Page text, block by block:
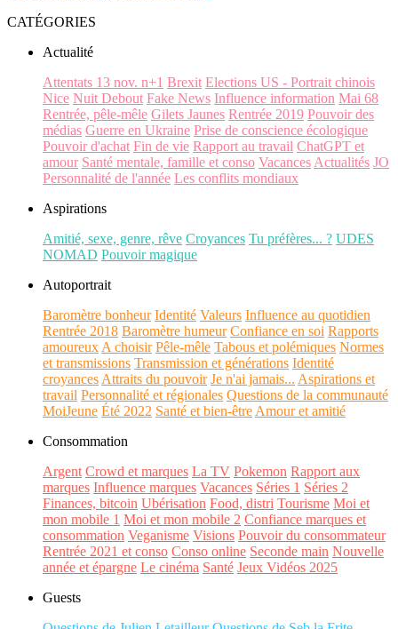
CATÉGORIES
Actualité
Attentats 13 nov. n+1 Brexit Elections US - Portrait chinois
Nice Nuit Debout Fake News Influence information Mai 68
Rentrée, pêle-mêle Gilets Jaunes Rentrée 2019 Pouvoir des
médias Guerre en Ukraine Prise de conscience écologique
Pouvoir d'achat Fin de vie Rapport au travail ChatGPT et
amour Santé mentale, famille et conso Vacances Actualités JO
Personnalité de l'année Les conflits mondiaux
Aspirations
Amitié, sexe, genre, rêve Croyances Tu préfères... ? UDES
NOMAD Pouvoir magique
Autoportrait
Baromètre bonheur Identité Valeurs Influence au quotidien
Rentrée 2018 Baromètre humeur Confiance en soi Rapports
amoureux A choisir Pêle-mêle Tabous et polémiques Normes
et transmissions Transmission et générations Identité
croyances Attraits du pouvoir Je n'ai jamais... Aspirations et
travail Personnalité et régionales Questions de la communauté
MoiJeune Été 2022 Santé et bien-être Amour et amitié
Consommation
Argent Crowd et marques La TV Pokemon Rapport aux
marques Influence marques Vacances Séries 1 Séries 2
Finances, bitcoin Ubérisation Food, distri Tourisme Moi et
mon mobile 1 Moi et mon mobile 2 Confiance marques et
consommation Veganisme Visions Pouvoir du consommateur
Rentrée 2021 et conso Conso online Seconde main Nouvelle
année et épargne Le cinéma Santé Jeux Vidéos 2025
Guests